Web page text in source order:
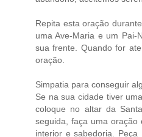
Repita esta oração
uma Ave-Maria e um Pai-
sua frente. Quando for
oração.
Simpatia para conseguir
Se na sua cidade tiver
coloque no altar da
seguida, faça uma oração
interior e sabedoria.